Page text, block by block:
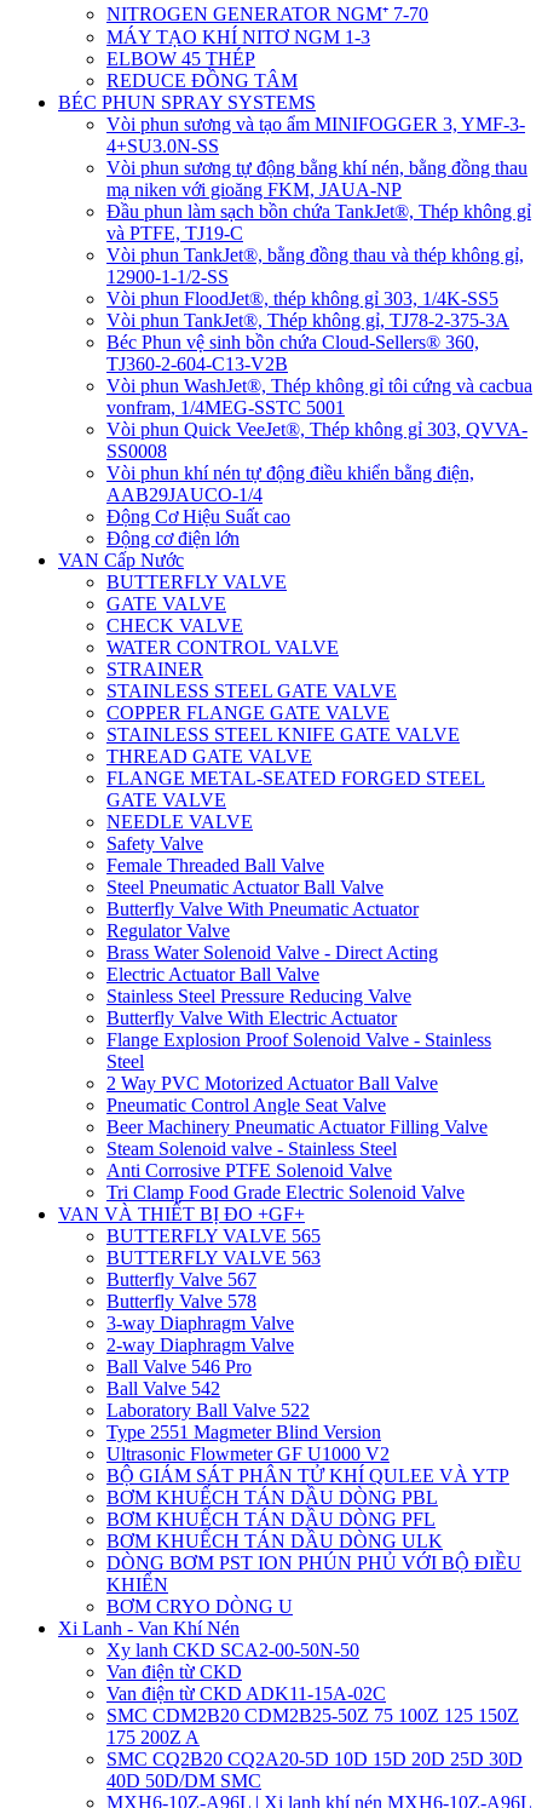
NITROGEN GENERATOR NGM⁺ 7-70
MÁY TẠO KHÍ NITƠ NGM 1-3
ELBOW 45 THÉP
REDUCE ĐỒNG TÂM
BÉC PHUN SPRAY SYSTEMS
Vòi phun sương và tạo ẩm MINIFOGGER 3, YMF-3-
4+SU3.0N-SS
Vòi phun sương tự động bằng khí nén, bằng đồng thau
mạ niken với gioăng FKM, JAUA-NP
Đầu phun làm sạch bồn chứa TankJet®, Thép không gỉ
và PTFE, TJ19-C
Vòi phun TankJet®, bằng đồng thau và thép không gỉ,
12900-1-1/2-SS
Vòi phun FloodJet®, thép không gỉ 303, 1/4K-SS5
Vòi phun TankJet®, Thép không gỉ, TJ78-2-375-3A
Béc Phun vệ sinh bồn chứa Cloud-Sellers® 360,
TJ360-2-604-C13-V2B
Vòi phun WashJet®, Thép không gỉ tôi cứng và cacbua
vonfram, 1/4MEG-SSTC 5001
Vòi phun Quick VeeJet®, Thép không gỉ 303, QVVA-
SS0008
Vòi phun khí nén tự động điều khiển bằng điện,
AAB29JAUCO-1/4
Động Cơ Hiệu Suất cao
Động cơ điện lớn
VAN Cấp Nước
BUTTERFLY VALVE
GATE VALVE
CHECK VALVE
WATER CONTROL VALVE
STRAINER
STAINLESS STEEL GATE VALVE
COPPER FLANGE GATE VALVE
STAINLESS STEEL KNIFE GATE VALVE
THREAD GATE VALVE
FLANGE METAL-SEATED FORGED STEEL
GATE VALVE
NEEDLE VALVE
Safety Valve
Female Threaded Ball Valve
Steel Pneumatic Actuator Ball Valve
Butterfly Valve With Pneumatic Actuator
Regulator Valve
Brass Water Solenoid Valve - Direct Acting
Electric Actuator Ball Valve
Stainless Steel Pressure Reducing Valve
Butterfly Valve With Electric Actuator
Flange Explosion Proof Solenoid Valve - Stainless
Steel
2 Way PVC Motorized Actuator Ball Valve
Pneumatic Control Angle Seat Valve
Beer Machinery Pneumatic Actuator Filling Valve
Steam Solenoid valve - Stainless Steel
Anti Corrosive PTFE Solenoid Valve
Tri Clamp Food Grade Electric Solenoid Valve
VAN VÀ THIẾT BỊ ĐO +GF+
BUTTERFLY VALVE 565
BUTTERFLY VALVE 563
Butterfly Valve 567
Butterfly Valve 578
3-way Diaphragm Valve
2-way Diaphragm Valve
Ball Valve 546 Pro
Ball Valve 542
Laboratory Ball Valve 522
Type 2551 Magmeter Blind Version
Ultrasonic Flowmeter GF U1000 V2
BỘ GIÁM SÁT PHÂN TỬ KHÍ QULEE VÀ YTP
BƠM KHUẾCH TÁN DẦU DÒNG PBL
BƠM KHUẾCH TÁN DẦU DÒNG PFL
BƠM KHUẾCH TÁN DẦU DÒNG ULK
DÒNG BƠM PST ION PHÚN PHỦ VỚI BỘ ĐIỀU
KHIỂN
BƠM CRYO DÒNG U
Xi Lanh - Van Khí Nén
Xy lanh CKD SCA2-00-50N-50
Van điện từ CKD
Van điện từ CKD ADK11-15A-02C
SMC CDM2B20 CDM2B25-50Z 75 100Z 125 150Z
175 200Z A
SMC CQ2B20 CQ2A20-5D 10D 15D 20D 25D 30D
40D 50D/DM SMC
MXH6-10Z-A96L | Xi lanh khí nén MXH6-10Z-A96L